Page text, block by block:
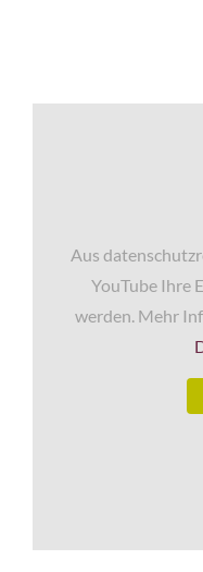
Aus
YouTube Ihre
werden. Mehr